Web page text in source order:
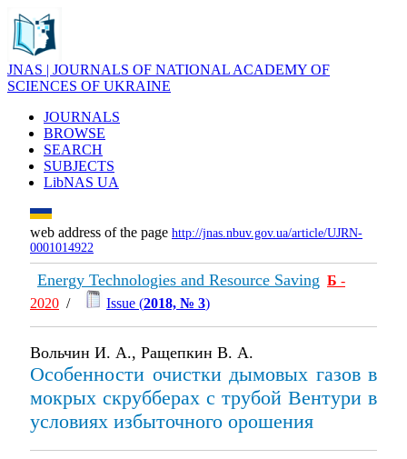
JNAS | JOURNALS OF NATIONAL ACADEMY OF
SCIENCES OF UKRAINE
JOURNALS
BROWSE
SEARCH
SUBJECTS
LibNAS UA
web address of the page http://jnas.nbuv.gov.ua/article/UJRN-
0001014922
Energy Technologies and Resource Saving Б -
2020 / Issue (2018, № 3)
Вольчин И. А., Ращепкин В. А.
Особенности очистки дымовых газов в
мокрых скрубберах с трубой Вентури в
условиях избыточного орошения